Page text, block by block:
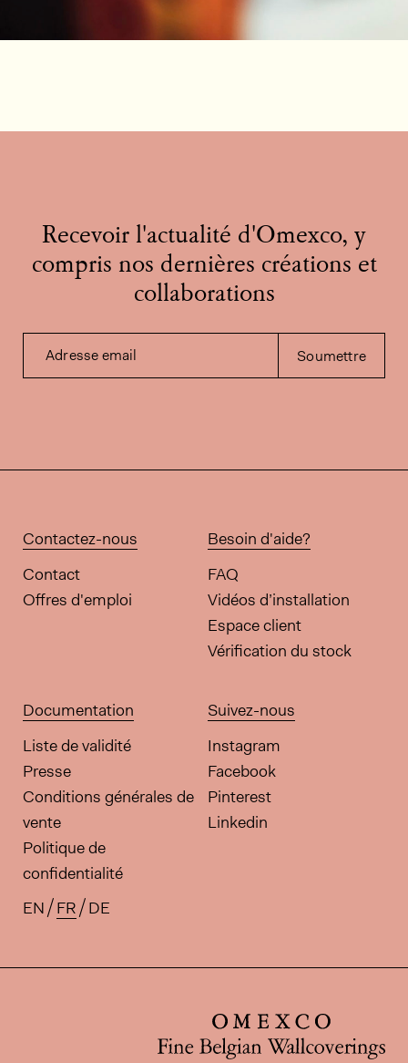
Recevoir l'actualité d'Omexco, y
compris nos dernières créations et
collaborations
Adresse email Soumettre
Contactez-nous
Contact
Offres d'emploi
Besoin d'aide?
FAQ
Vidéos d’installation
Espace client
Vérification du stock
Documentation
Liste de validité
Presse
Conditions générales de
vente
Politique de
confidentialité
Suivez-nous
Instagram
Facebook
Pinterest
Linkedin
Traductions disponibles pour
EN FR DE